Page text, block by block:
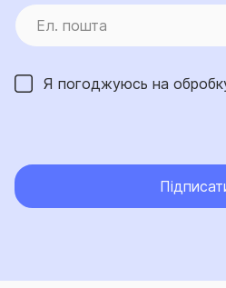
Я погоджуюсь на